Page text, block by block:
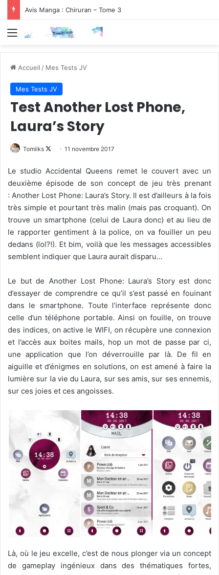
Avis Manga : Chiruran – Tome 3
Menu
Accueil / Mes Tests JV
Mes Tests JV
Test Another Lost Phone,
Laura’s Story
Tomiiks
Follow
X
11 novembre 2017
Le studio Accidental Queens remet le couvert avec un
deuxième épisode de son concept de jeu très prenant
: Another Lost Phone: Laura’s Story. Il est d’ailleurs à la fois
très simple et pourtant très malin (mais pas croquant). On
trouve un smartphone (celui de Laura donc) et au lieu de
le rapporter gentiment à la police, on va fouiller un peu
dedans (lol?!). Et bim, voilà que les messages accessibles
semblent indiquer que Laura aurait disparu…
Le but de Another Lost Phone: Laura’s Story est donc
d’essayer de comprendre ce qu’il s’est passé en fouinant
dans le smartphone. Toute l’interface représente donc
celle d’un téléphone portable. Ainsi on fouille, on trouve
des indices, on active le WIFI, on récupère une connexion
et l’accès aux boites mails, hop un mot de passe par ci,
une application que l’on déverrouille par là. De fil en
aiguille et d’énigmes en solutions, on est amené à faire la
lumière sur la vie du Laura, sur ses amis, sur ses ennemis,
sur ces joies et ces angoisses.
Là, où le jeu excelle, c’est de nous plonger via un concept
de gameplay ingénieux dans des thématiques fortes,